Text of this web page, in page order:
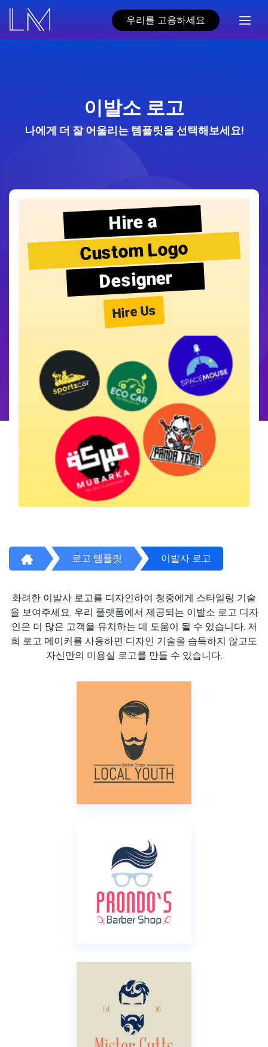
우리를 고용하세요
이발소 로고
나에게 더 잘 어울리는 템플릿을 선택해보세요!
Hire a
Custom Logo
Designer
Hire Us
로고 템플릿 이발사 로고
화려한 이발사 로고를 디자인하여 청중에게 스타일링 기술
을 보여주세요. 우리 플랫폼에서 제공되는 이발소 로고 디자
인은 더 많은 고객을 유치하는 데 도움이 될 수 있습니다. 저
희 로고 메이커를 사용하면 디자인 기술을 습득하지 않고도
자신만의 미용실 로고를 만들 수 있습니다.